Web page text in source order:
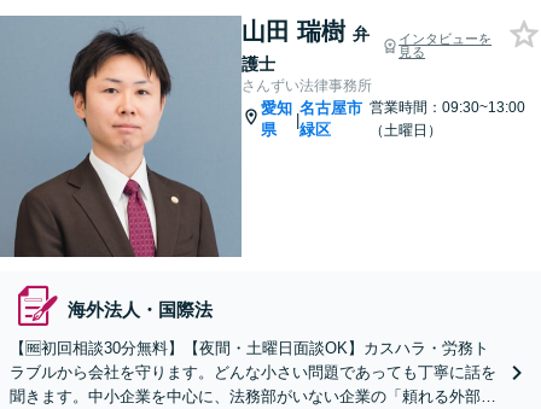
山田 瑞樹 弁
護士
インタビューを
見る
さんずい法律事務所
愛知
県
|
名古屋市
緑区
営業時間：09:30~13:00
（土曜日）
海外法人・国際法
【🆓初回相談30分無料】【夜間・土曜日面談OK】カスハラ・労務ト
ラブルから会社を守ります。どんな小さい問題であっても丁寧に話を
聞きます。中小企業を中心に、法務部がいない企業の「頼れる外部パ